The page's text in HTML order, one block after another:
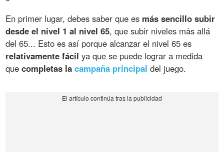
En primer lugar, debes saber que es más sencillo subir
desde el nivel 1 al nivel 65, que subir niveles más allá
del 65... Esto es así porque alcanzar el nivel 65 es
relativamente fácil ya que se puede lograr a medida
quecompletas lacampaña principal del juego.